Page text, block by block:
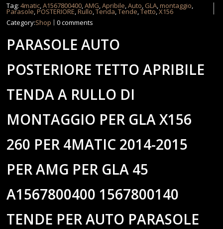
Tag:4matic,A1567800400,AMG,Apribile,Auto, GLA,montaggio,
Parasole,POSTERIORE,Rullo,Tenda,Tende,Tetto,X156
Category:Shop 0 comments
PARASOLE AUTO
POSTERIORE TETTO APRIBILE
TENDA A RULLO DI
MONTAGGIO PER GLA X156
260 PER 4MATIC 2014-2015
PER AMG PER GLA 45
A1567800400 1567800140
TENDE PER AUTO PARASOLE